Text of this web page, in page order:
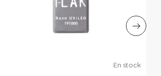
En stock